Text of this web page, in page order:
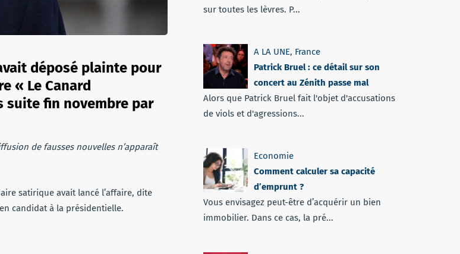
déposé plainte pour
« Le Canard
suite fin novembre par
de fausses nouvelles n’apparaît
satirique avait lancé l’affaire, dite
candidat à la présidentielle.
sur toutes les lèvres. P...
A LA UNE, France
Patrick Bruel : ce détail sur son
concert au Zénith passe mal
Alors que Patrick Bruel fait l'objet d'accusations
de viols et d'agressions...
Economie
Comment calculer sa capacité
d’emprunt ?
Vous envisagez peut-être d’acquérir un bien
immobilier. Dans ce cas, la pré...